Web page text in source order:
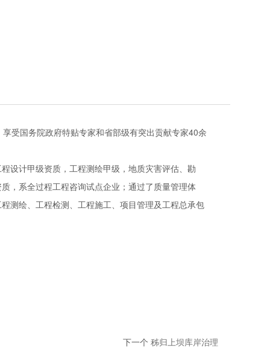
受国务院政府特贴专家和省部级有突出贡献专家40余
设计甲级资质，工程测绘甲级，地质灾害评估、勘
，系全过程工程咨询试点企业；通过了质量管理体
测绘、工程检测、工程施工、项目管理及工程总承包
下一个 秭归上坝库岸治理